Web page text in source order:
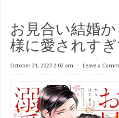
お見合い結婚
様に愛されす
October 31, 2023 2:02 am ⋅ Leave a